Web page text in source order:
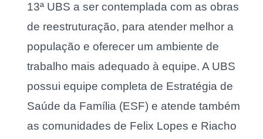
13ª UBS a ser contemplada com as obras
de reestruturação, para atender melhor a
população e oferecer um ambiente de
trabalho mais adequado à equipe. A UBS
possui equipe completa de Estratégia de
Saúde da Família (ESF) e atende também
as comunidades de Felix Lopes e Riacho